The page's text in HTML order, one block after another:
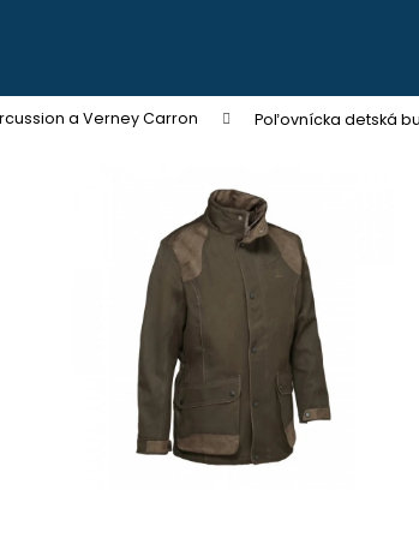
a Verney Carron Poľovnícka detská
Čo potrebujete nájsť?
Odporúčame
PEVNÉ POĽOVNÍCKE NOHAVICE DO